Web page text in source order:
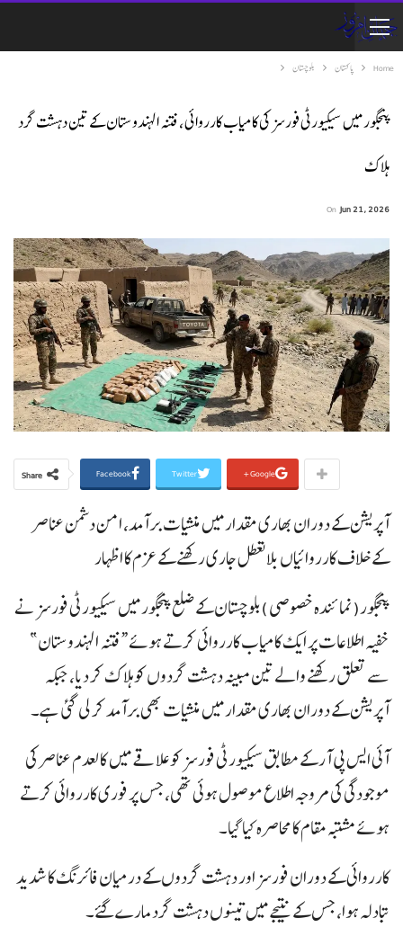
Home پاکستان بلوچستان
پنجگور میں سیکیورٹی فورسز کی کامیاب کارروائی، فتنہ الہندوستان کے تین دہشت گرد
ہلاک
On Jun 21, 2026
Share Facebook Twitter Google+
آپریشن کے دوران بھاری مقدار میں منشیات برآمد، امن دشمن عناصر
کے خلاف کارروائیاں بلا تعطل جاری رکھنے کے عزم کا اظہار
پنجگور(نمائندہ خصوصی )بلوچستان کے ضلع پنجگور میں سیکیورٹی فورسز نے
خفیہ اطلاعات پر ایک کامیاب کارروائی کرتے ہوئے “فتنہ الہندوستان”
سے تعلق رکھنے والے تین مبینہ دہشت گردوں کو ہلاک کر دیا، جبکہ
آپریشن کے دوران بھاری مقدار میں منشیات بھی برآمد کر لی گئی ہے۔
آئی ایس پی آر کے مطابق سیکیورٹی فورسز کو علاقے میں کالعدم عناصر کی
موجودگی کی مروجہ اطلاع موصول ہوئی تھی، جس پر فوری کارروائی کرتے
ہوئے مشتبہ مقام کا محاصرہ کیا گیا۔
کارروائی کے دوران فورسز اور دہشت گردوں کے درمیان فائرنگ کا شدید
تبادلہ ہوا، جس کے نتیجے میں تینوں دہشت گرد مارے گئے۔